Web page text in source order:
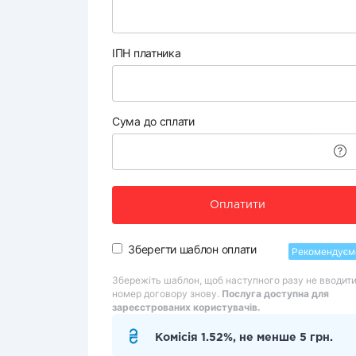
ІПН платника
Сума до сплати
Оплатити
Зберегти шаблон оплати
Збережіть шаблон, щоб наступного разу не вводити
номер договору знову. Послуга доступна для
зареєстрованих користувачів.
Комісія 1.52%, не менше 5 грн.